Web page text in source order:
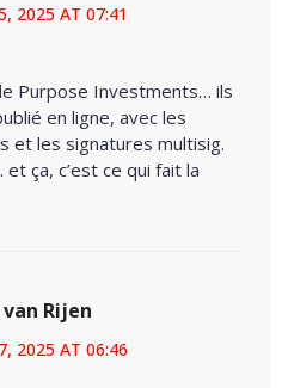
2025 AT 07:41
Purpose Investments… ils
en ligne, avec les
et les signatures multisig.
ça, c’est ce qui fait la
Rijen
2025 AT 06:46